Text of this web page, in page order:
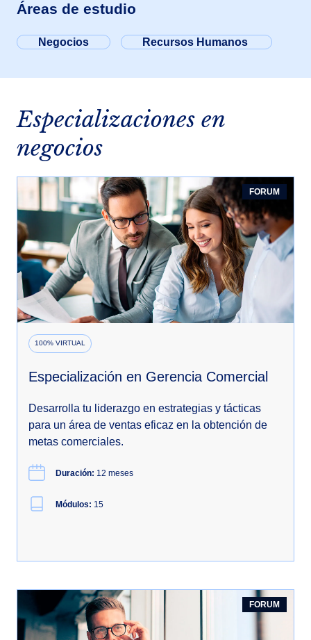
Áreas de estudio
Negocios Recursos Humanos
Especializaciones en
negocios
FORUM
100% VIRTUAL
Especialización en Gerencia Comercial
Desarrolla tu liderazgo en estrategias y tácticas
para un área de ventas eficaz en la obtención de
metas comerciales.
Duración: 12 meses
Módulos: 15
FORUM